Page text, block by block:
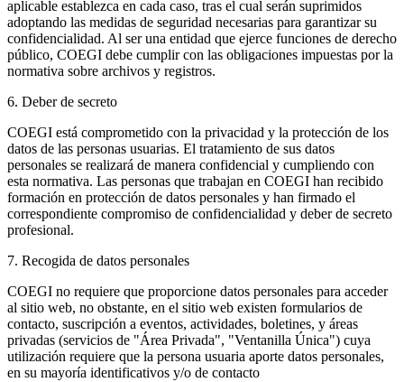
aplicable establezca en cada caso, tras el cual serán suprimidos
adoptando las medidas de seguridad necesarias para garantizar su
confidencialidad. Al ser una entidad que ejerce funciones de derecho
público, COEGI debe cumplir con las obligaciones impuestas por la
normativa sobre archivos y registros.
6. Deber de secreto
COEGI está comprometido con la privacidad y la protección de los
datos de las personas usuarias. El tratamiento de sus datos
personales se realizará de manera confidencial y cumpliendo con
esta normativa. Las personas que trabajan en COEGI han recibido
formación en protección de datos personales y han firmado el
correspondiente compromiso de confidencialidad y deber de secreto
profesional.
7. Recogida de datos personales
COEGI no requiere que proporcione datos personales para acceder
al sitio web, no obstante, en el sitio web existen formularios de
contacto, suscripción a eventos, actividades, boletines, y áreas
privadas (servicios de "Área Privada", "Ventanilla Única") cuya
utilización requiere que la persona usuaria aporte datos personales,
en su mayoría identificativos y/o de contacto